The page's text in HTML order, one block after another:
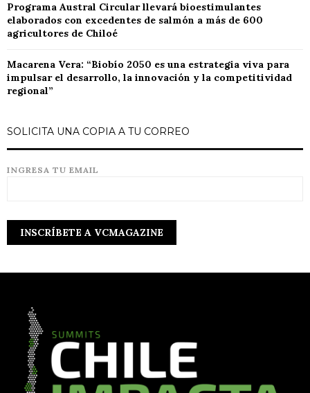
Programa Austral Circular llevará bioestimulantes
elaborados con excedentes de salmón a más de 600
agricultores de Chiloé
Macarena Vera: “Biobío 2050 es una estrategia viva para
impulsar el desarrollo, la innovación y la competitividad
regional”
SOLICITA UNA COPIA A TU CORREO
INGRESA TU EMAIL